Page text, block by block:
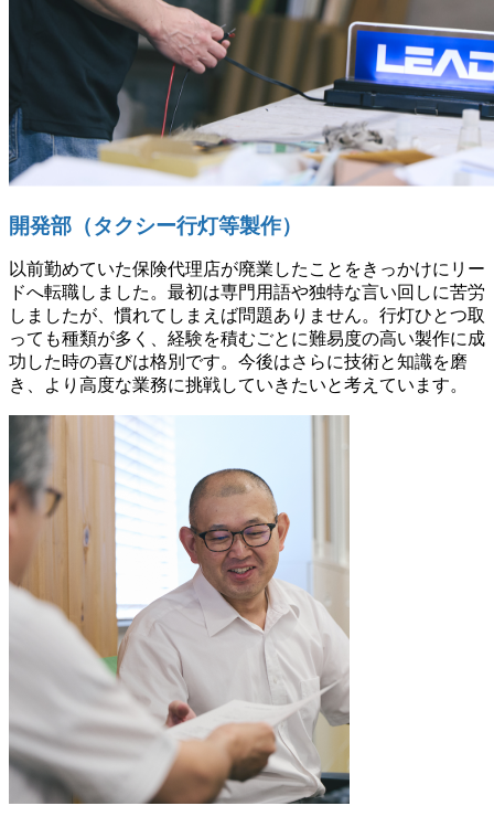
開発部（タクシー行灯等製作）
以前勤めていた保険代理店が廃業したことをきっかけにリー
ドへ転職しました。最初は専門用語や独特な言い回しに苦労
しましたが、慣れてしまえば問題ありません。行灯ひとつ取
っても種類が多く、経験を積むごとに難易度の高い製作に成
功した時の喜びは格別です。今後はさらに技術と知識を磨
き、より高度な業務に挑戦していきたいと考えています。